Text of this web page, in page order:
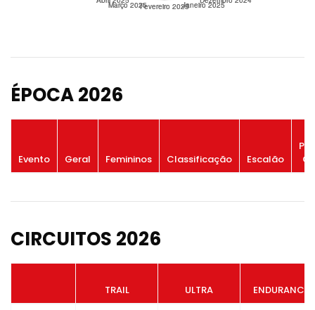
ÉPOCA 2026
Evento Geral Femininos Classificação Escalão
CIRCUITOS 2026
TRAIL ULTRA ENDURANCE